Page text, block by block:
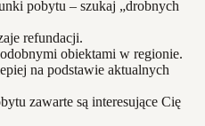
pobytu – szukaj „drobnych
refundacji.
obiektami w regionie.
na podstawie aktualnych
zawarte są interesujące Cię